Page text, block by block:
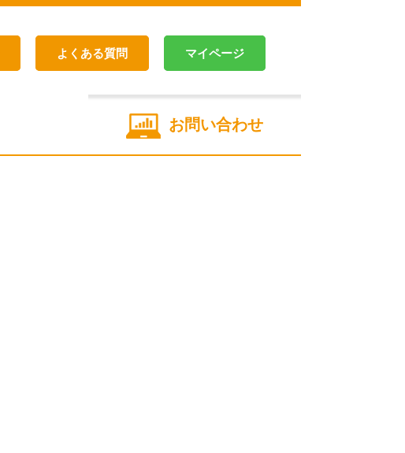
よくある質問 マイページ
お問い合わせ